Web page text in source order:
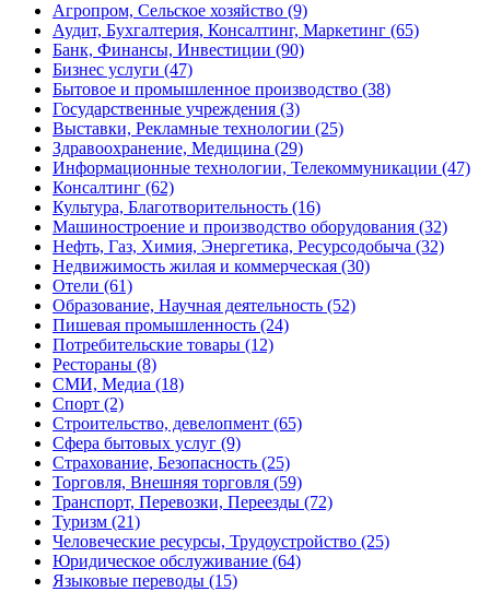
Агропром, Сельское хозяйство (9)
Аудит, Бухгалтерия, Консалтинг, Маркетинг (65)
Банк, Финансы, Инвестиции (90)
Бизнес услуги (47)
Бытовое и промышленное производство (38)
Государственные учреждения (3)
Выставки, Рекламные технологии (25)
Здравоохранение, Медицина (29)
Информационные технологии, Телекоммуникации (47)
Консалтинг (62)
Культура, Благотворительность (16)
Машиностроение и производство оборудования (32)
Нефть, Газ, Химия, Энергетика, Ресурсодобыча (32)
Недвижимость жилая и коммерческая (30)
Отели (61)
Образование, Научная деятельность (52)
Пишевая промышленность (24)
Потребительские товары (12)
Рестораны (8)
СМИ, Медиа (18)
Спорт (2)
Строительство, девелопмент (65)
Сфера бытовых услуг (9)
Страхование, Безопасность (25)
Торговля, Внешняя торговля (59)
Транспорт, Перевозки, Переезды (72)
Туризм (21)
Человеческие ресурсы, Трудоустройство (25)
Юридическое обслуживание (64)
Языковые переводы (15)